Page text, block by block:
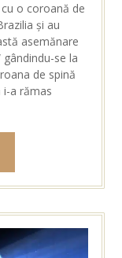
o coroană de
și au
asemănare
se la
de spină
i-a rămas